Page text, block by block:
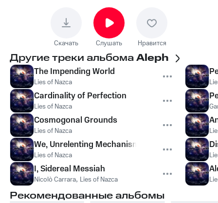
Скачать Слушать Нравится
Другие треки альбомаAleph
The Impending World
Lies of Nazca
Cardinality of Perfection
Lies of Nazca
Cosmogonal Grounds
Lies of Nazca
We, Unrelenting Mechanisms
Lies of Nazca
I, Sidereal Messiah
Nicolò Carrara, Lies of Nazca
Рекомендованные альбомы